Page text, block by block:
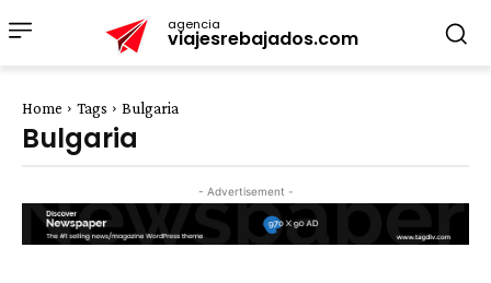
agencia
viajesrebajados.com
Home Tags Bulgaria
Bulgaria
- Advertisement -